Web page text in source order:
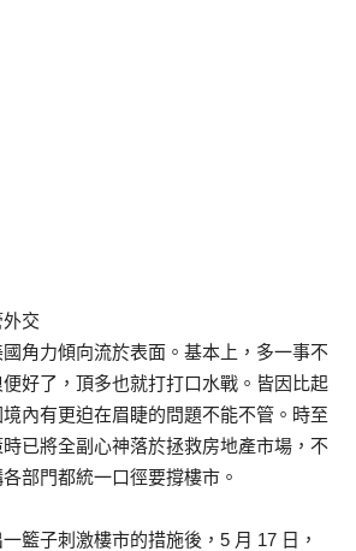
交
角力傾向流於表面。基本上，多一事不
好了，頂多也就打打口水戰。皆因比起
內有更迫在眉睫的問題不能不管。時至
已將全副心神落於拯救房地產市場，不
部門都統一口徑要撐樓市。
籃子刺激樓市的措施後，5 月 17 日，